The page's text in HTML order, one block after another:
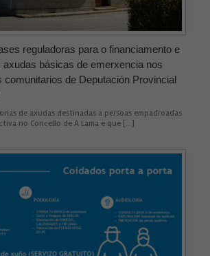
reguladoras para o financiamento e
axudas básicas de emerxencia nos
comunitarios de Deputación Provincial
de axudas destinadas a persoas empadroadas
no Concello de A Lama e que […]
Necesarias
Estas
opcionales.
Son
para que
Estadísticas
podamos
funcionalidad
y estructura
de la web, en
base a cómo
se usa la web.